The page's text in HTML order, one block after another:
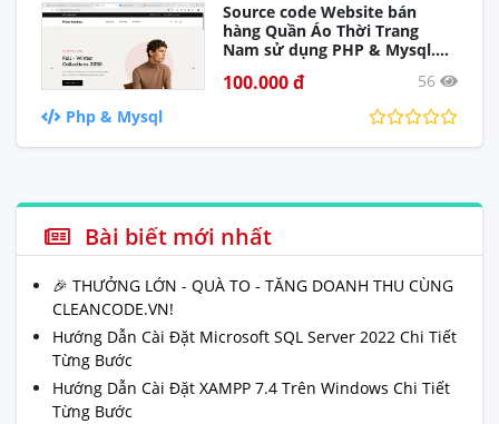
Source code Website bán
hàng Quần Áo Thời Trang
Nam sử dụng PHP & Mysql.
100.000 đ
56
Php & Mysql
Bài biết mới nhất
🎉 THƯỞNG LỚN - QUÀ TO - TĂNG DOANH THU CÙNG
CLEANCODE.VN!
Hướng Dẫn Cài Đặt Microsoft SQL Server 2022 Chi Tiết
Từng Bước
Hướng Dẫn Cài Đặt XAMPP 7.4 Trên Windows Chi Tiết
Từng Bước